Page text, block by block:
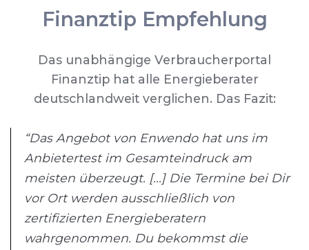
Finanztip Empfehlung
Das unabhängige Verbraucherportal
Finanztip hat alle Energieberater
deutschlandweit verglichen. Das Fazit:
“Das Angebot von Enwendo hat uns im
Anbietertest im Gesamteindruck am
meisten überzeugt. [...] Die Termine bei Dir
vor Ort werden ausschließlich von
zertifizierten Energieberatern
wahrgenommen. Du bekommst die